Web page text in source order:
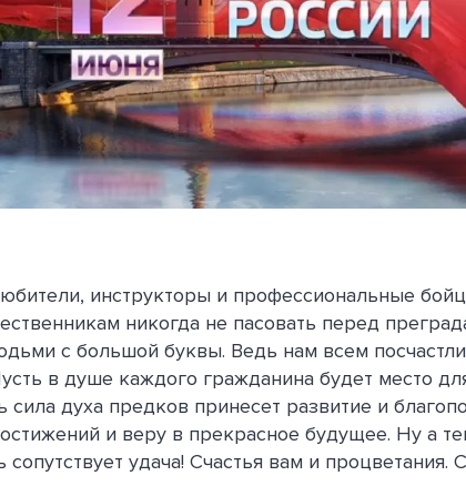
инструкторы и профессиональные
никогда не пасовать перед
с большой буквы. Ведь нам всем
в душе каждого гражданина будет место
сила духа предков принесет развитие и
и веру в прекрасное будущее. Ну а
удача! Счастья вам и процветания.